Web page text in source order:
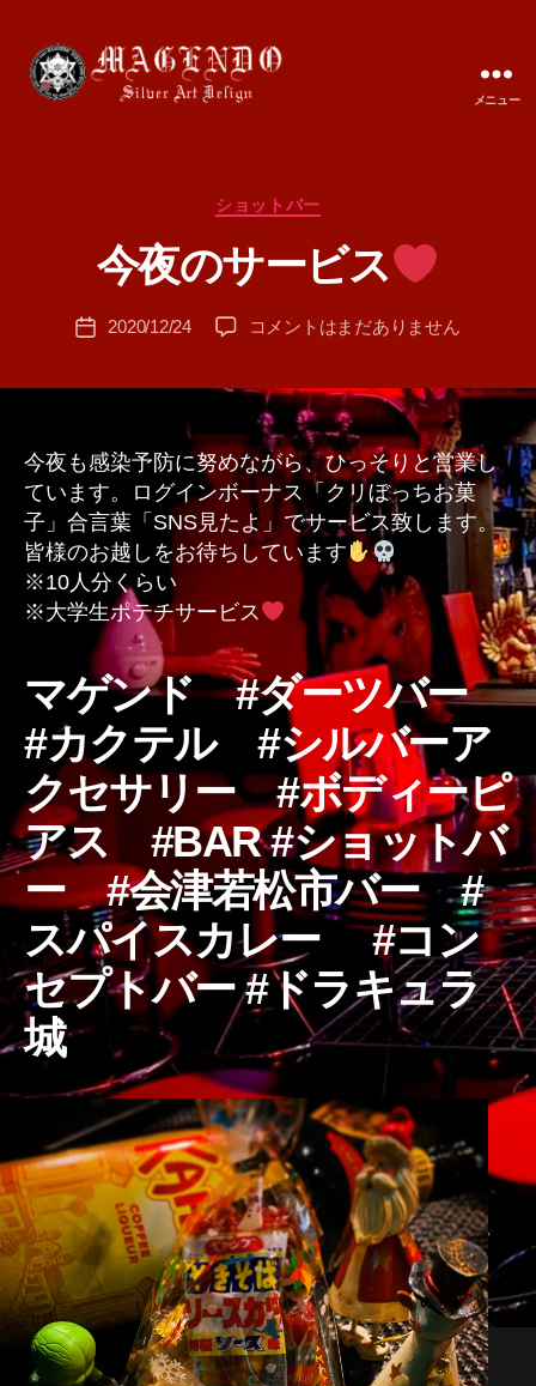
メニュー
カ
ショットバー
今夜のサービス
作
成
者
T
A
投
2020/12/24
今
サ
ー
ビ
ス
へ
の
コメントはまだありません
今夜も感染予防に努めながら、ひっそりと営業し
ています。ログインボーナス「クリぼっちお菓
子」合言葉「SNS見たよ」でサービス致します。
皆様のお越しをお待ちしています
※10人分くらい
※大学生ポテチサービス
マゲンド #ダーツバー
#カクテル #シルバーア
クセサリー #ボディーピ
アス #BAR #ショットバ
ー #会津若松市バー #
スパイスカレー #コン
セプトバー #ドラキュラ
城